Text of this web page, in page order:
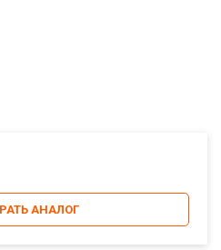
АНАЛОГ